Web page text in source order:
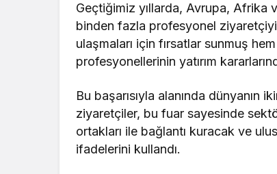
Geçtiğimiz yıllarda, Avrupa, Afrika
binden fazla profesyonel ziyaretçiyi
ulaşmaları için fırsatlar sunmuş
profesyonellerinin yatırım
Bu başarısıyla alanında dünyanın
ziyaretçiler, bu fuar sayesinde
ortakları ile bağlantı kuracak ve
ifadelerini kullandı.